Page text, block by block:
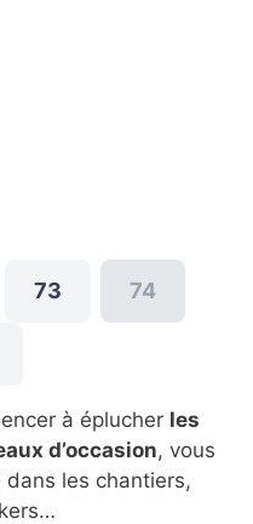
73 74
à éplucher les
d’occasion, vous
les chantiers,